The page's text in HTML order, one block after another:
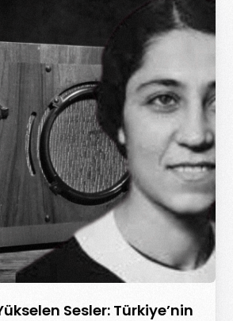
Sesler: Türkiye’nin